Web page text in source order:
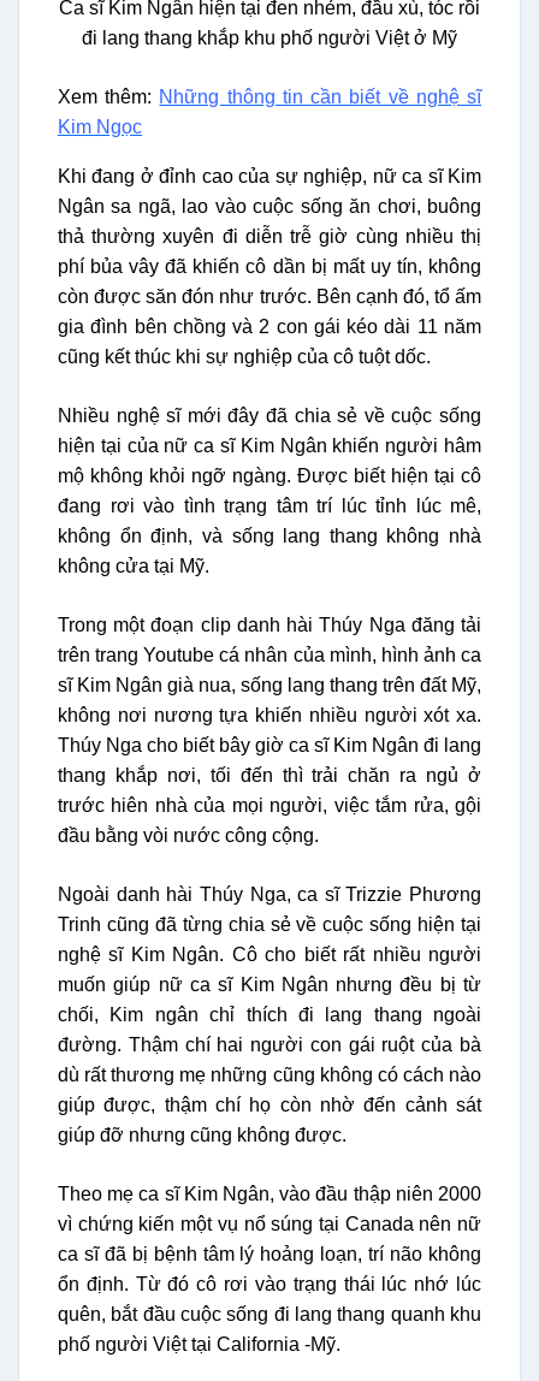
Ca sĩ Kim Ngân hiện tại đen nhẻm, đầu xù, tóc rồi
đi lang thang khắp khu phố người Việt ở Mỹ
Xem thêm: Những thông tin cần biết về nghệ sĩ
Kim Ngọc
Khi đang ở đỉnh cao của sự nghiệp, nữ ca sĩ Kim
Ngân sa ngã, lao vào cuộc sống ăn chơi, buông
thả thường xuyên đi diễn trễ giờ cùng nhiều thị
phí bủa vây đã khiến cô dần bị mất uy tín, không
còn được săn đón như trước. Bên cạnh đó, tổ ấm
gia đình bên chồng và 2 con gái kéo dài 11 năm
cũng kết thúc khi sự nghiệp của cô tuột dốc.
Nhiều nghệ sĩ mới đây đã chia sẻ về cuộc sống
hiện tại của nữ ca sĩ Kim Ngân khiến người hâm
mộ không khỏi ngỡ ngàng. Được biết hiện tại cô
đang rơi vào tình trạng tâm trí lúc tỉnh lúc mê,
không ổn định, và sống lang thang không nhà
không cửa tại Mỹ.
Trong một đoạn clip danh hài Thúy Nga đăng tải
trên trang Youtube cá nhân của mình, hình ảnh ca
sĩ Kim Ngân già nua, sống lang thang trên đất Mỹ,
không nơi nương tựa khiến nhiều người xót xa.
Thúy Nga cho biết bây giờ ca sĩ Kim Ngân đi lang
thang khắp nơi, tối đến thì trải chăn ra ngủ ở
trước hiên nhà của mọi người, việc tắm rửa, gội
đầu bằng vòi nước công cộng.
Ngoài danh hài Thúy Nga, ca sĩ Trizzie Phương
Trinh cũng đã từng chia sẻ về cuộc sống hiện tại
nghệ sĩ Kim Ngân. Cô cho biết rất nhiều người
muốn giúp nữ ca sĩ Kim Ngân nhưng đều bị từ
chối, Kim ngân chỉ thích đi lang thang ngoài
đường. Thậm chí hai người con gái ruột của bà
dù rất thương mẹ những cũng không có cách nào
giúp được, thậm chí họ còn nhờ đến cảnh sát
giúp đỡ nhưng cũng không được.
Theo mẹ ca sĩ Kim Ngân, vào đầu thập niên 2000
vì chứng kiến một vụ nổ súng tại Canada nên nữ
ca sĩ đã bị bệnh tâm lý hoảng loạn, trí não không
ổn định. Từ đó cô rơi vào trạng thái lúc nhớ lúc
quên, bắt đầu cuộc sống đi lang thang quanh khu
phố người Việt tại California -Mỹ.